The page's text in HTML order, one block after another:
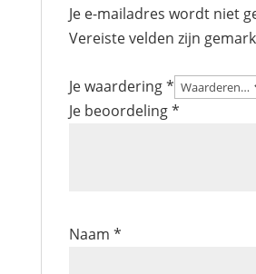
Je e-mailadres wordt niet
Vereiste velden zijn
Je waardering*
Je beoordeling*
Naam *